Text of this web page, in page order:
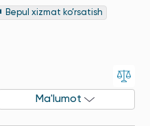
Bepul xizmat ko’rsatish
Ma'lumot